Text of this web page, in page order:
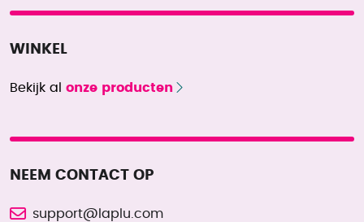
WINKEL
Bekijk al onze producten
NEEM CONTACT OP
support@laplu.com